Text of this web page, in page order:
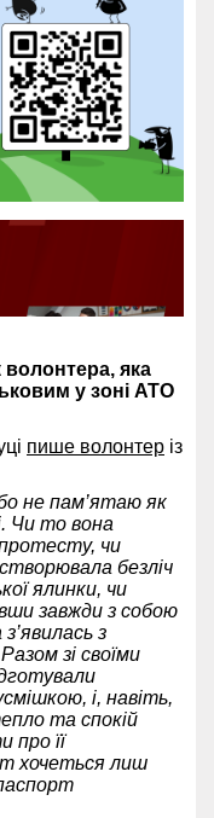
яка
у зоні АТО
пише волонтер із
не пам’ятаю як
Чи то вона
чи
безліч
ялинки, чи
завжди з собою
з
зі своїми
і, навіть,
та спокій
про її
хочеться лиш